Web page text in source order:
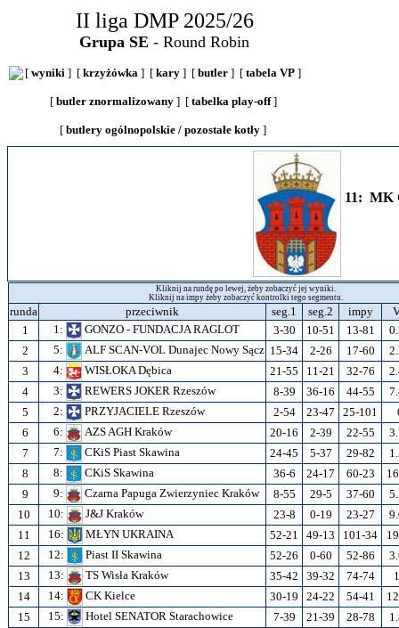
II liga DMP 2025/26
Grupa SE - Round Robin
[ wyniki ] [ krzyżówka ] [ kary ] [ butler ] [ tabela VP ]
[butler znormalizowany ] [tabelka play-off]
[ butlery ogólnopolskie / pozostałe kotły ]
11: MK
Kliknij na rundę po lewej, żeby zobaczyć jej wyniki.
Kliknij na impy żeby zobaczyć kontrolki tego segmentu.
runda przeciwnik seg.1 seg.2 impy
1
1: GONZO - FUNDACJA RAGLOT 3-30 10-51 13-81
2
5: ALF SCAN-VOL Dunajec Nowy Sącz 15-34 2-26 17-60
3
4: WISŁOKA Dębica 21-55 11-21 32-76
4
3: REWERS JOKER Rzeszów 8-39 36-16 44-55
5
2: PRZYJACIELE Rzeszów 2-54 23-47 25-101
6
6: AZS AGH Kraków 20-16 2-39 22-55
7
7: CKiS Piast Skawina 24-45 5-37 29-82
8
8: CKiS Skawina 36-6 24-17 60-23
9
9: Czarna Papuga Zwierzyniec Kraków 8-55 29-5 37-60
10
10: J&J Kraków 23-8 0-19 23-27
11
16: MŁYN UKRAINA 52-21 49-13 101-34
12
12: Piast II Skawina 52-26 0-60 52-86
13
13: TS Wisła Kraków 35-42 39-32 74-74
14
14: CK Kielce 30-19 24-22 54-41
15
15: Hotel SENATOR Starachowice 7-39 21-39 28-78